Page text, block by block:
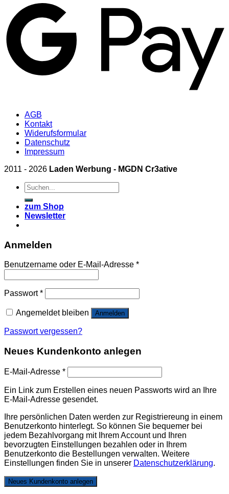
AGB
Kontakt
Widerufsformular
Datenschutz
Impressum
2011 - 2026 Laden Werbung - MGDN Cr3ative
Suchen
nach:
zum Shop
Newsletter
Anmelden
Benutzername oder E-Mail-Adresse *
Passwort*
Angemeldet bleiben Anmelden
Passwort vergessen?
Neues Kundenkonto anlegen
E-Mail-Adresse *
Ein Link zum Erstellen eines neuen Passworts wird an Ihre
E-Mail-Adresse gesendet.
Ihre persönlichen Daten werden zur Registriereung in einem
Benutzerkonto hinterlegt. So können Sie bequemer bei
jedem Bezahlvorgang mit Ihrem Account und Ihren
bevorzugten Einstellungen bezahlen oder in Ihrem
Benutzerkonto die Bestellungen verwalten. Weitere
Einstellungen finden Sie in unserer Datenschutzerklärung.
Neues Kundenkonto anlegen